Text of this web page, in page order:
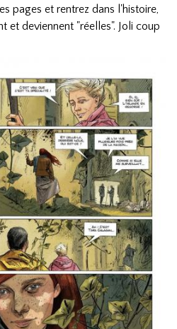
pages et rentrez dans l'histoire,
et deviennent "réelles". Joli coup